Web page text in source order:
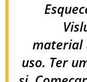
material
uso. Ter